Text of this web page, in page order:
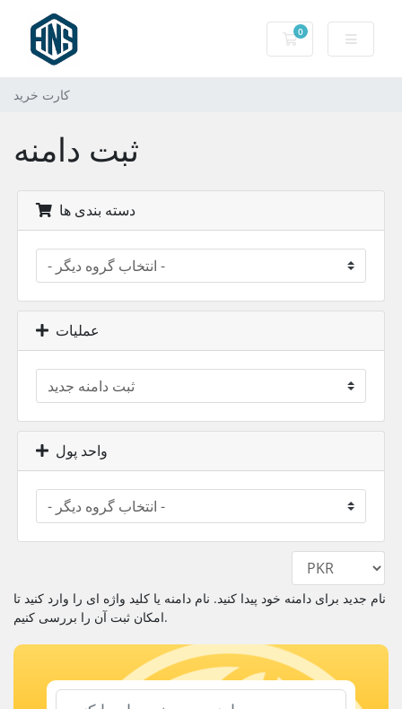
0
کارت خرید
کارت خرید
ثبت دامنه
دسته بندی ها
عملیات
واحد پول
نام جدید برای دامنه خود پیدا کنید. نام دامنه یا کلید واژه ای را وارد کنید تا
امکان ثبت آن را بررسی کنیم.